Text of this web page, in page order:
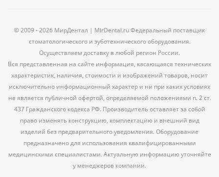
© 2009 - 2026 МирДентал | MirDental.ru Федеральный поставщик
стоматологического и зуботехнического оборудования.
Осуществляем доставку в любой регион России.
Вся представленная на сайте информация, касающаяся технических
характеристик, наличия, стоимости и изображений товаров, носит
исключительно информационный характер и ни при каких условиях
не является публичной офертой, определяемой положениями п. 2 ст.
437 Гражданского кодекса РФ. Производитель оставляет за собой
право изменять конструкцию, комплектацию и внешний вид
изделий без предварительного уведомления. Оборудование
предназначено для использования квалифицированными
медицинскими специалистами. Актуальную информацию уточняйте
у менеджеров компании.